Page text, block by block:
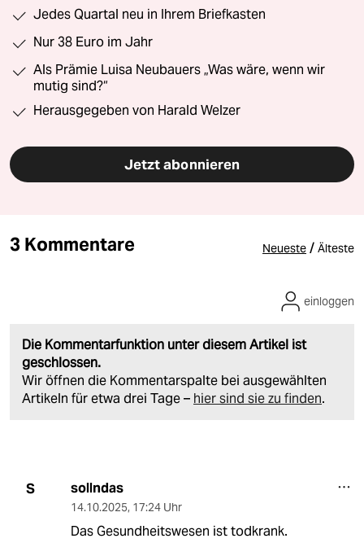
Jedes Quartal neu in Ihrem Briefkasten
Nur 38 Euro im Jahr
Als Prämie Luisa Neubauers „Was wäre, wenn wir
mutig sind?“
Herausgegeben von Harald Welzer
Jetzt abonnieren
3 Kommentare Neueste / Älteste
Die Kommentarfunktion unter diesem Artikel ist
geschlossen.
Wir öffnen die Kommentarspalte bei ausgewählten
Artikeln für etwa drei Tage – hier sind sie zu finden.
einloggen
S sollndas
14.10.2025, 17:24 Uhr
Das Gesundheitswesen ist todkrank.